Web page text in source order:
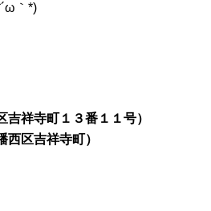
｀*)
祥寺町１３番１１号）
区吉祥寺町）